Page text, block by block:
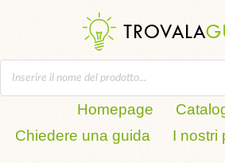
Homepage
Chiedere una guida
I nostri